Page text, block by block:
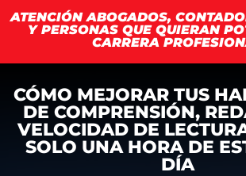
ATENCIÓN ABOGADOS,
Y PERSONAS QUE QUIERAN
CARRERA
CÓMO MEJORAR TUS
DE COMPRENSIÓN,
VELOCIDAD DE
SOLO UNA HORA DE
DÍA